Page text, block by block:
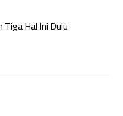
Tiga Hal Ini Dulu